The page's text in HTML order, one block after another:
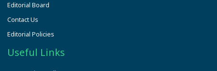
Editorial Board
Contact Us
Editorial Policies
Useful Links